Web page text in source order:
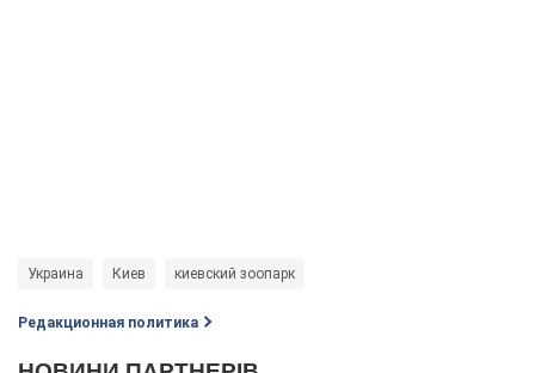
Украина Киев киевский зоопарк
Редакционная политика